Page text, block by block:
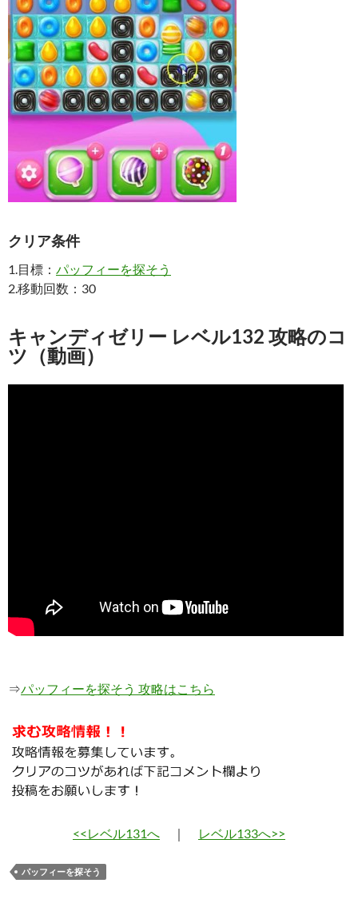
クリア条件
1.目標： パッフィーを探そう
2.移動回数：30
キャンディゼリー レベル132 攻略のコ
ツ（動画）
⇒パッフィーを探そう 攻略はこちら
<<レベル131へ ｜ レベル133へ>>
パッフィーを探そう